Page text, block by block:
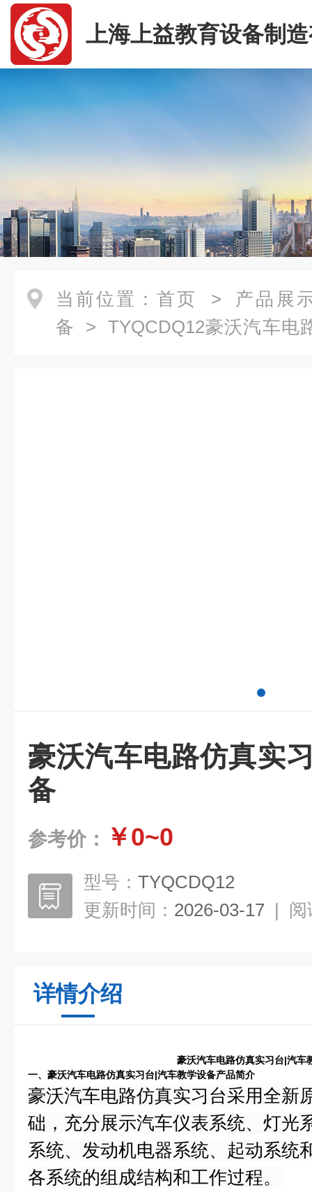
上海上益教育设备制
司
当前位置： 首页 > 产品展
备 > TYQCDQ12豪沃汽车电
豪沃汽车电路仿真实
备
参考价： ￥0~0
型号： TYQCDQ12
更新时间： 2026-03-17 | 阅
详情介绍
豪沃汽车电路仿真实习台|汽车
一、豪沃汽车电路仿真实习台|汽车教学设备产品简介
豪沃汽车电路仿真实习台采用全新
础，充分展示汽车仪表系统、灯光
系统、发动机电器系统、起动系统
各系统的组成结构和工作过程。